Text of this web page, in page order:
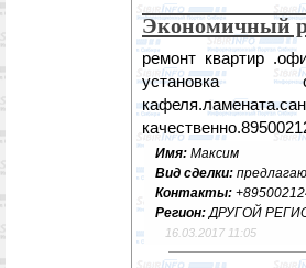
Экономичный
ремонт квартир
установка
Имя: Максим
Вид сделки: предлагаю
Контакты:
Регион:ДРУГОЙ
16.03.2017 11:05